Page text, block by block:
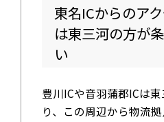
東名ICからのア
は東三河の方が
い
豊川ICや音羽蒲郡ICは
り、この周辺から物流